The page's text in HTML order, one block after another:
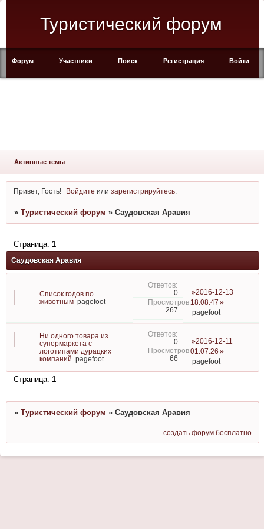
Туристический форум
Форум Участники Поиск Регистрация Войти
Активные темы
Привет, Гость! Войдите илизарегистрируйтесь
» Туристический форум » Саудовская Аравия
Саудовская Аравия
Страница: 1
Список годов по
животным pagefoot
0
267
2016-12-13
18:08:47
pagefoot
Ни одного товара из
супермаркета с
логотипами дурацких
компаний pagefoot
0
66
2016-12-11
01:07:26
pagefoot
Страница: 1
» Туристический форум » Саудовская Аравия
создать форум бесплатно